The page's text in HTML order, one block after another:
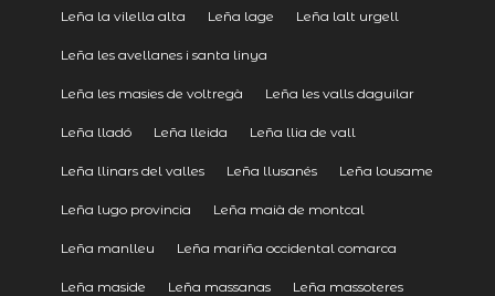
Leña la vilella alta Leña lage Leña lalt urgell
Leña les avellanes i santa linya
Leña les masies de voltregà Leña les valls daguilar
Leña lladó Leña lleida Leña llia de vall
Leña llinars del valles Leña llusanés Leña lousame
Leña lugo provincia Leña maià de montcal
Leña manlleu Leña mariña occidental comarca
Leña maside Leña massanas Leña massoteres